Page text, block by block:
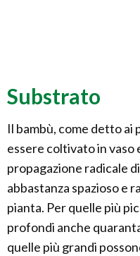
Substrato
Il bambù, come detto
essere coltivato in vaso
propagazione radicale
abbastanza spazioso e
pianta. Per quelle più
profondi anche
quelle più grandi